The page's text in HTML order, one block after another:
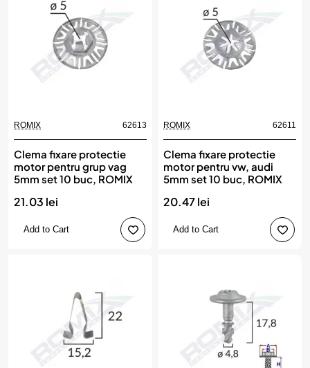
ROMIX 62613
Clema fixare protectie
motor pentru grup vag
5mm set 10 buc, ROMIX
21.03 lei
Add to Cart
ROMIX 62611
Clema fixare protectie
motor pentru vw, audi
5mm set 10 buc, ROMIX
20.47 lei
Add to Cart